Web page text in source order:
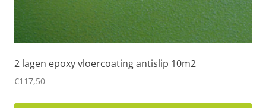
2 lagen epoxy vloercoating antislip 10m2
€117,50